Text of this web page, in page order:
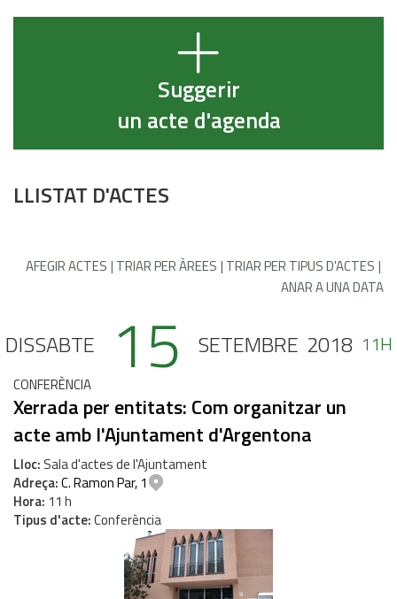
Suggerir
un acte d'agenda
LLISTAT D'ACTES
AFEGIR ACTES TRIAR PER ÀREES TRIAR PER TIPUS D'ACTES
ANAR A UNA DATA
DISSABTE 15 SETEMBRE 2018 11H
CONFERÈNCIA
Xerrada per entitats: Com organitzar un
acte amb l'Ajuntament d'Argentona
Lloc Sala d'actes de l'Ajuntament
Adreça C. Ramon Par, 1
Hora 11 h
Tipus d'acte Conferència